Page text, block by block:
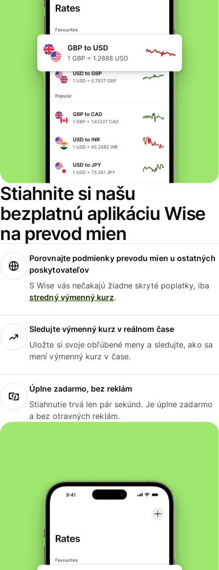
Stiahnite si našu
bezplatnú aplikáciu Wise
na prevod mien
Porovnajte podmienky prevodu mien u ostatných
poskytovateľov
S Wise vás nečakajú žiadne skryté poplatky, iba
stredný výmenný kurz.
Sledujte výmenný kurz v reálnom čase
Uložte si svoje obľúbené meny a sledujte, ako sa
mení výmenný kurz v čase.
Úplne zadarmo, bez reklám
Stiahnutie trvá len pár sekúnd. Je úplne zadarmo
a bez otravných reklám.